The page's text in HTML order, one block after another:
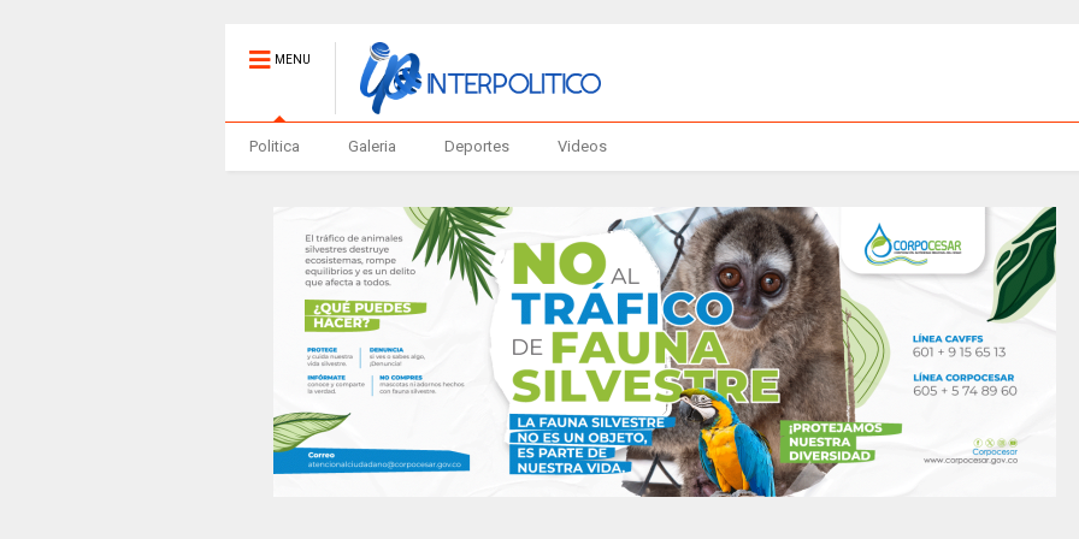
MENU
Politica Galeria Deportes Videos